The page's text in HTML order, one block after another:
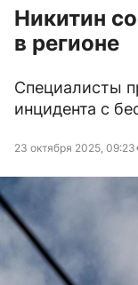
Никитин
в регионе
Специалисты
инцидента с
23 октября 2025, 09:23